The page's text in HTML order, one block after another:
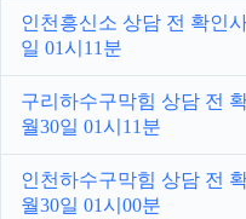
인천흥신소 상담 전 확인
일 01시11분
구리하수구막힘 상담 전
월30일 01시11분
인천하수구막힘 상담 전
월30일 01시00분